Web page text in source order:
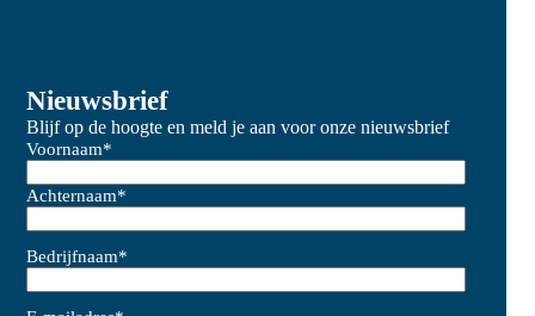
Nieuwsbrief
Blijf op de hoogte en meld je aan voor onze nieuwsbrief
Voornaam*
Achternaam*
Bedrijfnaam*